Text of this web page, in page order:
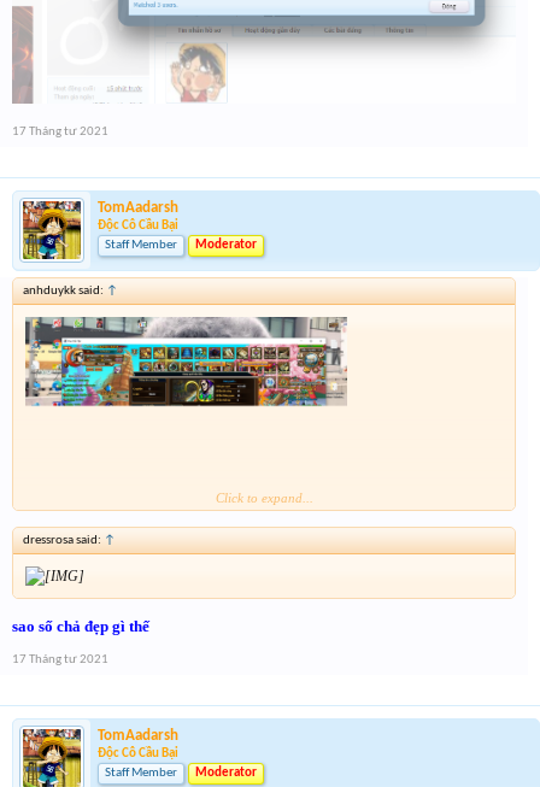
17 Tháng tư 2021
TomAadarsh
Độc Cô Cầu Bại
Staff Member
Moderator
anhduykk said: ↑
Click to expand...
dressrosa said: ↑
sao số chả đẹp gì thế
17 Tháng tư 2021
TomAadarsh
Độc Cô Cầu Bại
Staff Member
Moderator